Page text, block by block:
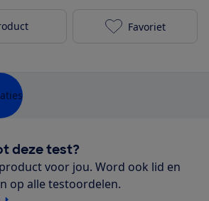
Cube
Favoriet
deze test?
voor jou. Word ook lid en
op alle testoordelen.